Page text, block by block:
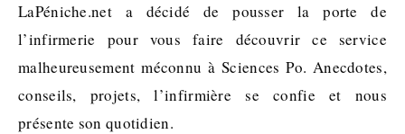
LaPéniche.net a décidé de pousser la porte de
l’infirmerie pour vous faire découvrir ce service
malheureusement méconnu à Sciences Po. Anecdotes,
conseils, projets, l’infirmière se confie et nous
présente son quotidien.